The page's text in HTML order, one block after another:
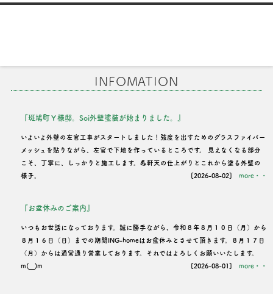
INFOMATION
『斑鳩町Ｙ様邸。Soi外壁塗装が始まりました。』
いよいよ外壁の左官工事がスタートしました！強度を出すためのグラスファイバー
メッシュを貼りながら、左官で下地を作っているところです。 見えなくなる部分
こそ、丁寧に、しっかりと施工します。💪軒天の仕上がりとこれから塗る外壁の
様子。 [2026-08-02] more・・
『お盆休みのご案内』
いつもお世話になっております。誠に勝手ながら、令和８年８月１０日（月）から
８月１６日（日）までの期間ING-homeはお盆休みとさせて頂きます。８月１７日
（月）からは通常通り営業しております。それではよろしくお願いいたします。
m(__)m [2026-08-01] more・・